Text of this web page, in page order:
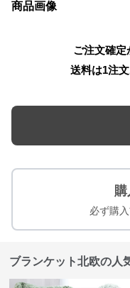
商品画像
ご注文確定
送料は1注
必ず購
ブランケット北欧の人